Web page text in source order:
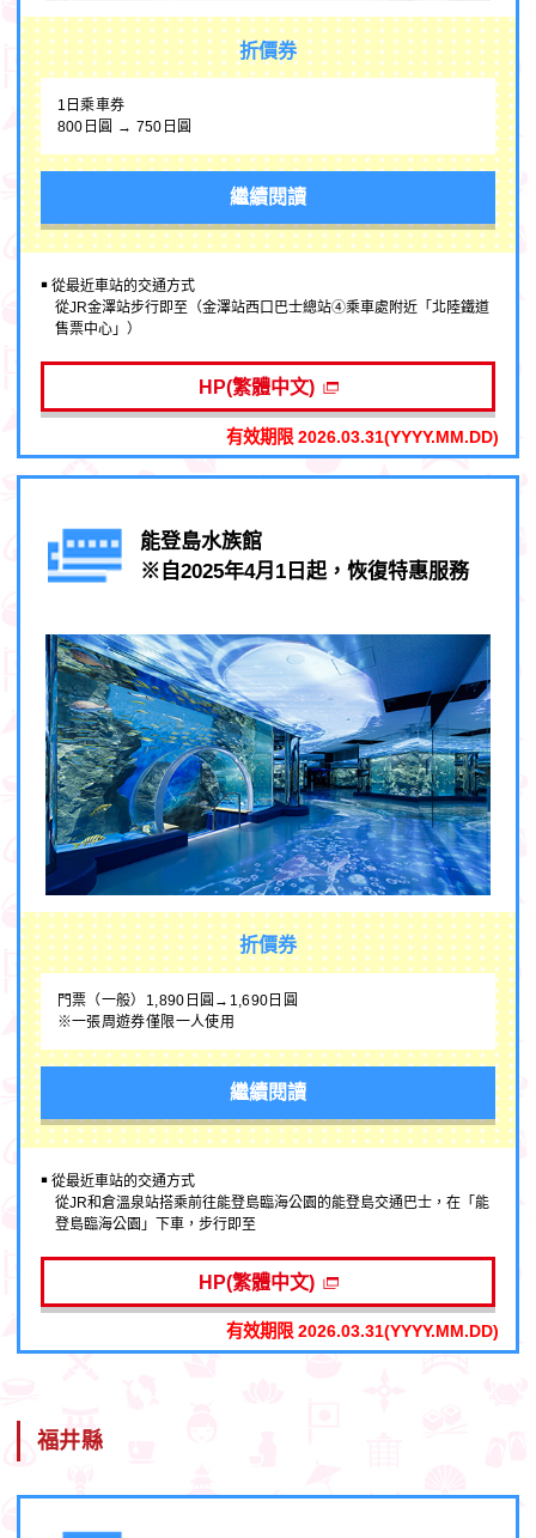
折價券
1日乘車券
800日圓 → 750日圓
繼續閱讀
￭ 從最近車站的交通方式
從JR金澤站步行即至（金澤站西口巴士總站④乘車處附近「北陸鐵道
售票中心」）
HP(繁體中文)
有效期限 2026.03.31(YYYY.MM.DD)
能登島水族館
※自2025年4月1日起，恢復特惠服務
折價券
門票（一般）1,890日圓→1,690日圓
※一張周遊券僅限一人使用
繼續閱讀
￭ 從最近車站的交通方式
從JR和倉溫泉站搭乘前往能登島臨海公園的能登島交通巴士，在「能
登島臨海公園」下車，步行即至
HP(繁體中文)
有效期限 2026.03.31(YYYY.MM.DD)
福井縣